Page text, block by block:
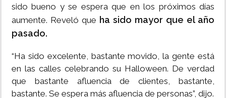
sido bueno y se espera que en los próximos días
aumente. Reveló que ha sido mayor que el año
pasado.
“Ha sido excelente, bastante movido, la gente está
en las calles celebrando su Halloween. De verdad
que bastante afluencia de clientes, bastante,
bastante. Se espera más afluencia de personas”, dijo.